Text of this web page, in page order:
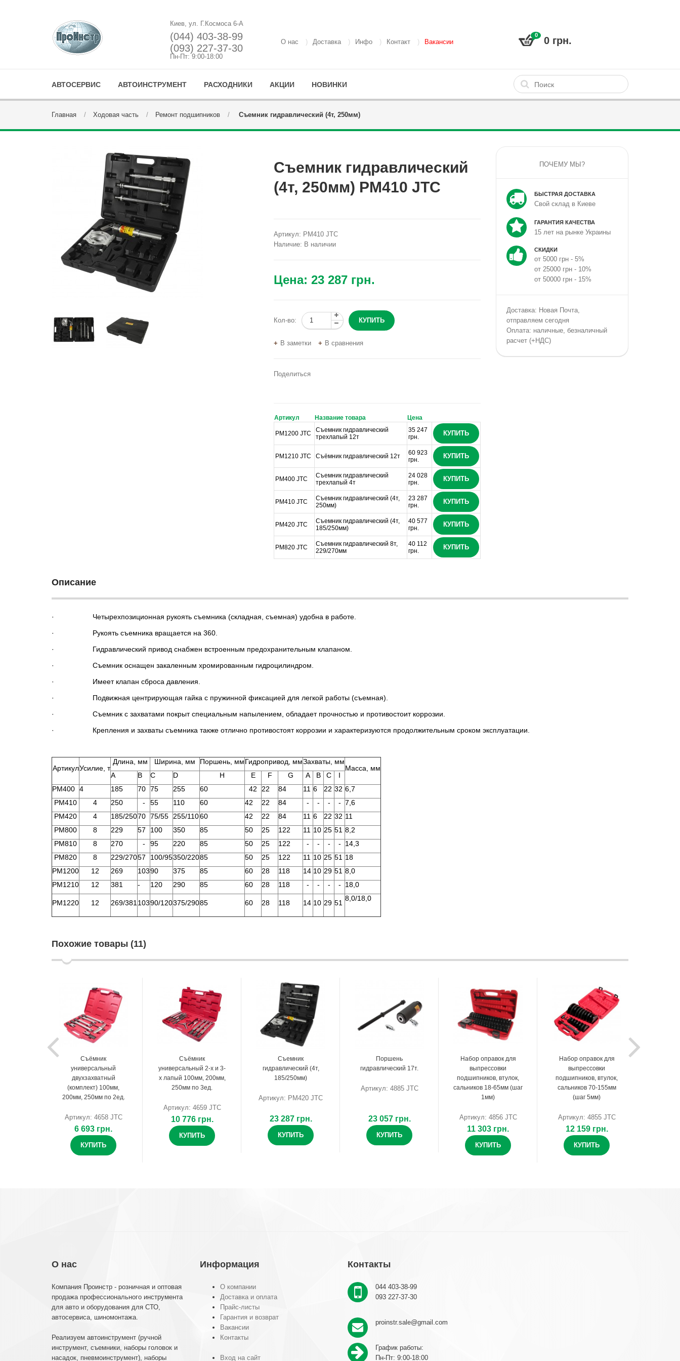
Киев, ул. Г.Космоса 6-А
(044) 403-38-99
(093) 227-37-30
Пн-Пт: 9:00-18:00
О нас Доставка Инфо Контакт Вакансии
0 0 грн.
АВТОСЕРВИС АВТОИНСТРУМЕНТ РАСХОДНИКИ АКЦИИ НОВИНКИ
Главная Ходовая часть Ремонт подшипников Съемник гидравлический (4т, 250мм)
Съемник гидравлический
(4т, 250мм) PM410 JTC
Артикул: PM410 JTC
Наличие: В наличии
Цена: 23 287 грн.
Кол-во:
В заметки В сравнения
Поделиться
Артикул Название товара Цена
PM1200 JTC
Съемник гидравлический
трехлапый 12т
35 247
грн.
КУПИТЬ
PM1210 JTC Съёмник гидравлический 12т
60 923
грн.
КУПИТЬ
PM400 JTC
Съемник гидравлический
трехлапый 4т
24 028
грн.
КУПИТЬ
PM410 JTC
Съемник гидравлический (4т,
250мм)
23 287
грн.
КУПИТЬ
PM420 JTC
Съемник гидравлический (4т,
185/250мм)
40 577
грн.
КУПИТЬ
PM820 JTC
Съемник гидравлический 8т,
229/270мм
40 112
грн.
КУПИТЬ
ПОЧЕМУ МЫ?
БЫСТРАЯ ДОСТАВКА
Свой склад в Киеве
ГАРАНТИЯ КАЧЕСТВА
15 лет на рынке Украины
СКИДКИ
от 5000 грн - 5%
от 25000 грн - 10%
от 50000 грн - 15%
Доставка: Новая Почта,
отправляем сегодня
Оплата: наличные, безналичный
расчет (+НДС)
Описание
· Четырехпозиционная рукоять съемника (складная, съемная) удобна в работе.
· Рукоять съемника вращается на 360.
· Гидравлический привод снабжен встроенным предохранительным клапаном.
· Съемник оснащен закаленным хромированным гидроцилиндром.
· Имеет клапан сброса давления.
· Подвижная центрирующая гайка с пружинной фиксацией для легкой работы (съемная).
· Съемник с захватами покрыт специальным напылением, обладает прочностью и противостоит коррозии.
· Крепления и захваты съемника также отлично противостоят коррозии и характеризуются продолжительным сроком эксплуатации.
АртикулУсилие, т
Длина, мм Ширина, мм Поршень, ммГидропривод, ммЗахваты, мм
Масса, мм
A
В C D H E F G A В C
I
PM400 4 185 70 75 255 60 42 22 84 11 6 22 32 6,7
PM410
4 250 - 55 110 60 42 22 84 - - - - 7,6
PM420
4 185/25070 75/55 255/11060 42 22 84 11 6 22 32 11
PM800
8 229 57 100 350 85 50 25 122 11 10 25 51 8,2
PM810
8 270 - 95 220 85 50 25 122 - - - -
14,3
PM820
8 229/27057 100/95350/22085 50 25 122 11 10 25 51 18
PM1200
12 269 10390 375 85 60 28 118 14 10 29 51 8,0
PM1210
12 381 - 120 290 85 60 28 118 - - - - 18,0
PM1220 12 269/381 10390/120375/29085 60 28 118 14 10 29 51
8,0/18,0
Похожие товары (11)
Съёмник
универсальный
двухзахватный
(комплект) 100мм,
200мм, 250мм по 2ед.
Артикул: 4658 JTC
6 693 грн.
КУПИТЬ
Съёмник
универсальный 2-х и 3-
х лапый 100мм, 200мм,
250мм по 3ед.
Артикул: 4659 JTC
10 776 грн.
КУПИТЬ
Съемник
гидравлический (4т,
185/250мм)
Артикул: PM420 JTC
23 287 грн.
КУПИТЬ
Поршень
гидравлический 17т.
Артикул: 4885 JTC
23 057 грн.
КУПИТЬ
Набор оправок для
выпрессовки
подшипников, втулок,
сальников 18-65мм (шаг
1мм)
Артикул: 4856 JTC
11 303 грн.
КУПИТЬ
Набор оправок для
выпрессовки
подшипников, втулок,
сальников 70-155мм
(шаг 5мм)
Артикул: 4855 JTC
12 159 грн.
КУПИТЬ
О нас
Компания Проинстр - розничная и оптовая
продажа профессионального инструмента
для авто и оборудования для СТО,
автосервиса, шиномонтажа.
Реализуем автоинструмент (ручной
инструмент, съемники, наборы головок и
насадок, пневмоинструмент), наборы
Информация
О компании
Доставка и оплата
Прайс-листы
Гарантия и возврат
Вакансии
Контакты
Вход на сайт
Контакты
044 403-38-99
093 227-37-30
proinstr.sale@gmail.com
График работы:
Пн-Пт: 9:00-18:00